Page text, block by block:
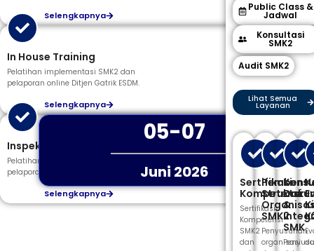
Public Class &
Jadwal
Konsultasi
SMK2
Audit SMK2
Lihat Semua
Layanan
Sertifikasi
Kompetensi
Sertifikasi
Kompetensi
SMK2
dan
Struktur
SMK2
Penyusunan
organisasi
&
SMK
Selengkapnya
In House Training
Pelatihan implementasi SMK2 dan
pelaporan online Ditjen Gatrik ESDM.
Selengkapnya
Inspeksi Pengujian
Pelatihan implementasi SMK2 dan
pelaporan online Ditjen Gatrik ESDM.
Selengkapnya
05-07
Juni 2026